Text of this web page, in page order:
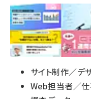
サイト制作／デ
Web担当者／